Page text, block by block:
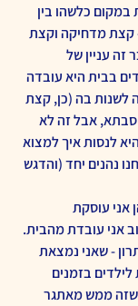
במקום כלשהו בין
קצת מדחיקה וקצת
זה עניין של
בבית היא עובדה
לשנות בה (כן, קצת
סבתא, אבל זה לא
לנסות איך למצוא
נהנים יחד (והדגש
אני עוסקת
אני עובדת מהבית.
- שאני נמצאת
לילדים בזמנים
שזה ממש מאתגר